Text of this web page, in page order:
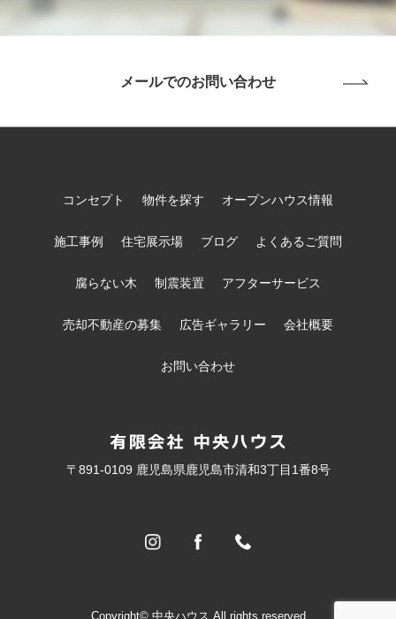
メールでのお問い合わせ
コンセプト 物件を探す オープンハウス情報
施工事例 住宅展示場 ブログ よくあるご質問
腐らない木 制震装置 アフターサービス
売却不動産の募集 広告ギャラリー 会社概要
お問い合わせ
〒891-0109 鹿児島県鹿児島市清和3丁目1番8号
Copyright© 中央ハウス All rights reserved